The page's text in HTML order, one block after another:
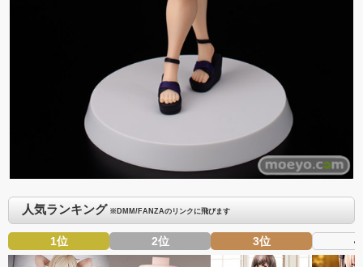
人気ランキング ※DMM/FANZAのリンクに飛びます
1位 2位 3位 4